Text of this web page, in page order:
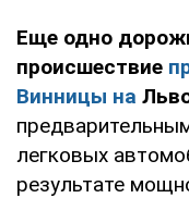
Еще одно
происшествие
Винницы на
легковых
результате